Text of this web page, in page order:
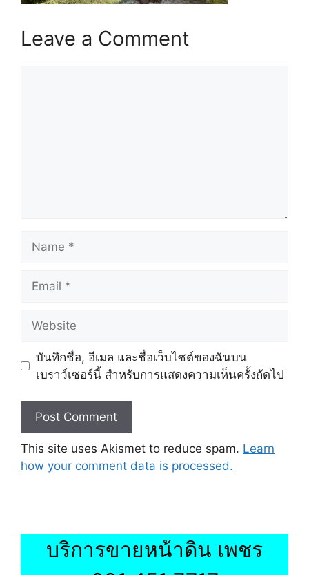
Leave a Comment
บันทึกชื่อ, อีเมล และชื่อเว็บไซต์ของฉันบน
เบราว์เซอร์นี้ สำหรับการแสดงความเห็นครั้งถัดไป
This site uses Akismet to reduce spam. Learn
how your comment data is processed.
บริการขายหน้าดิน เพชร